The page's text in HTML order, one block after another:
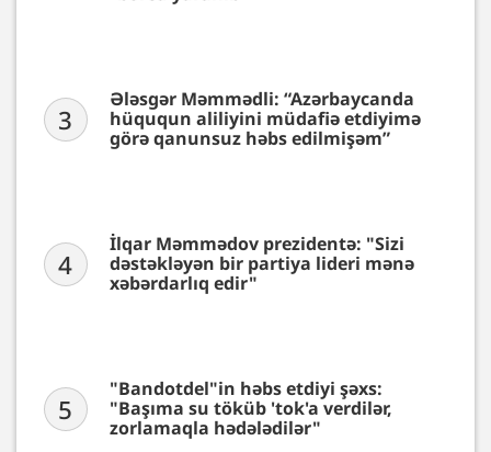
3
Ələsgər Məmmədli: “Azərbaycanda
hüququn aliliyini müdafiə etdiyimə
görə qanunsuz həbs edilmişəm”
4
İlqar Məmmədov prezidentə: "Sizi
dəstəkləyən bir partiya lideri mənə
xəbərdarlıq edir"
5
"Bandotdel"in həbs etdiyi şəxs:
"Başıma su töküb 'tok'a verdilər,
zorlamaqla hədələdilər"